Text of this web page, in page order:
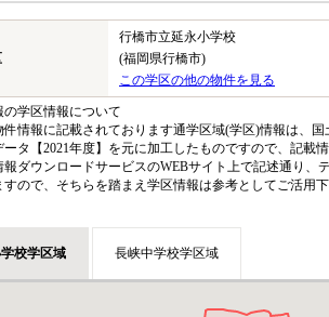
行橋市立延永小学校
(福岡県行橋市)
この学区の他の物件を見る
学区情報について
件情報に記載されております通学区域(学区)情報は、
タ【2021年度】を元に加工したものですので、記載
報ダウンロードサービスのWEBサイト上で記述通り
ので、そちらを踏まえ学区情報は参考としてご活用下
校学区域 長峡中学校学区域